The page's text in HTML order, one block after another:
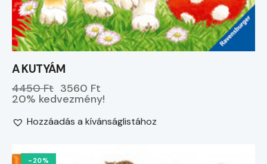
A KUTYÁM
4450 Ft 3560 Ft
20% kedvezmény!
Hozzáadás a kívánságlistához
-20%